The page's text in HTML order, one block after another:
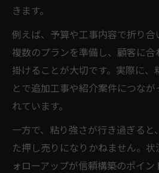
きます。
例えば、予算や工事内容で折り合
複数のプランを準備し、顧客に
掛けることが大切です。実際に、
とで追加工事や紹介案件につな
れています。
一方で、粘り強さが行き過ぎると
た押し売りになりかねません。
ォローアップが信頼構築のポイン